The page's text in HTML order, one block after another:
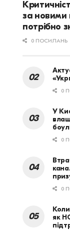
за
потрібно
0 ПОСИЛАНЬ
0
У
0
0
як